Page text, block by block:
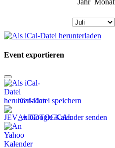
Jahr Monat
Event exportieren
iCal-Datei speichern
An Google Kalender senden